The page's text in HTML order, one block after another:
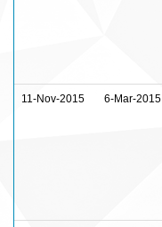
11-Nov-2015 6-Mar-2015